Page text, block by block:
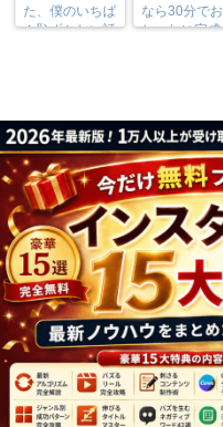
た、僕のいちば
ん恥ずかしい話
なら30分でお
しゃれに完成